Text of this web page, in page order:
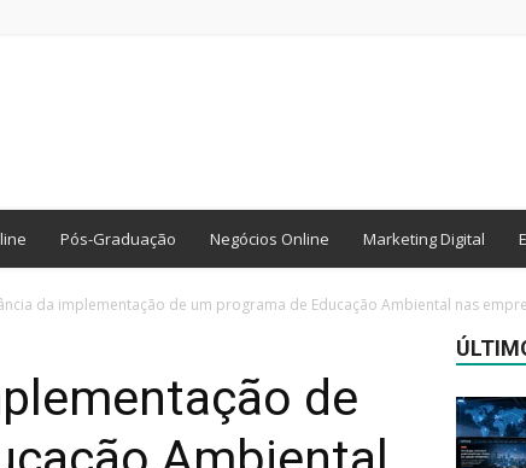
Pós-Graduação Negócios Online Marketing Digital
da implementação de um programa de Educação Ambiental nas
de